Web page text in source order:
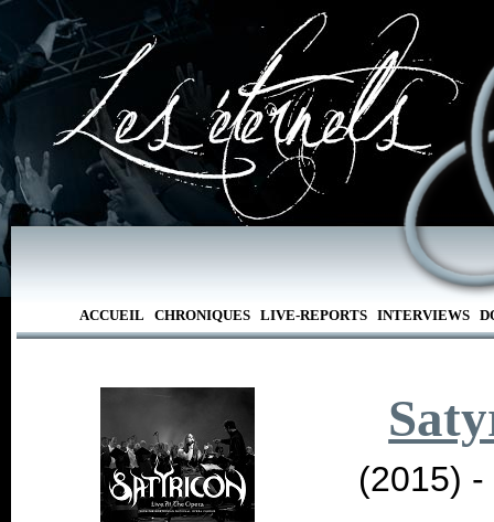
ACCUEIL CHRONIQUES LIVE-REPORTS INTERVIEWS
(2015) -